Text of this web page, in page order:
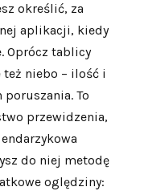
określić, za
aplikacji, kiedy
Oprócz tablicy
niebo – ilość i
To
przewidzenia,
do niej metodę
oględziny: